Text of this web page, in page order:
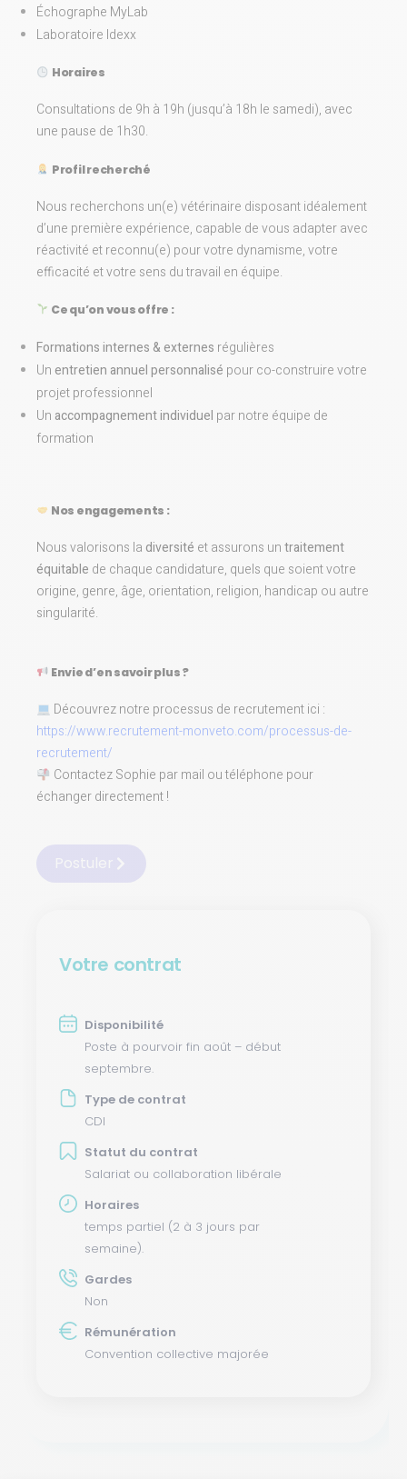
Échographe MyLab
Laboratoire Idexx
Horaires
Consultations de 9h à 19h (jusqu’à 18h le samedi), avec
une pause de 1h30.
Profil recherché
Nous recherchons un(e) vétérinaire disposant idéalement
d’une première expérience, capable de vous adapter avec
réactivité et reconnu(e) pour votre dynamisme, votre
efficacité et votre sens du travail en équipe.
Ce qu’on vous offre :
Formations internes & externes régulières
Un entretien annuel personnalisé pour co-construire votre
projet professionnel
Un accompagnement individuel par notre équipe de
formation
Nos engagements :
Nous valorisons la diversité et assurons untraitement
équitable de chaque candidature, quels que soient votre
origine, genre, âge, orientation, religion, handicap ou autre
singularité.
Envie d’en savoir plus ?
Découvrez notre processus de recrutement ici :
https://www.recrutement-monveto.com/processus-de-
recrutement/
Contactez Sophie par mail ou téléphone pour
échanger directement !
Postuler
Votre contrat
Disponibilité
Poste à pourvoir fin août – début
septembre.
Type de contrat
CDI
Statut du contrat
Salariat ou collaboration libérale
Horaires
temps partiel (2 à 3 jours par
semaine).
Gardes
Non
Rémunération
Convention collective majorée